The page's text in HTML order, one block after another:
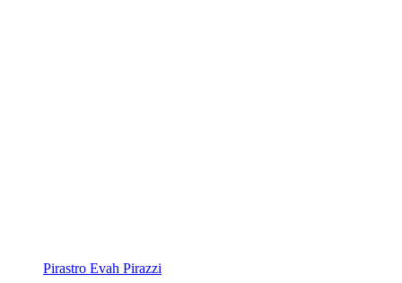
Pirastro Evah Pirazzi